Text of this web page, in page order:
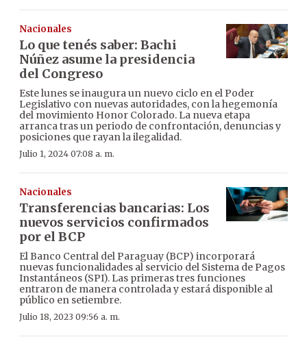
Nacionales
Lo que tenés saber: Bachi
Núñez asume la presidencia
del Congreso
Este lunes se inaugura un nuevo ciclo en el Poder
Legislativo con nuevas autoridades, con la hegemonía
del movimiento Honor Colorado. La nueva etapa
arranca tras un periodo de confrontación, denuncias y
posiciones que rayan la ilegalidad.
Julio 1, 2024 07:08 a. m.
Nacionales
Transferencias bancarias: Los
nuevos servicios confirmados
por el BCP
El Banco Central del Paraguay (BCP) incorporará
nuevas funcionalidades al servicio del Sistema de Pagos
Instantáneos (SPI). Las primeras tres funciones
entraron de manera controlada y estará disponible al
público en setiembre.
Julio 18, 2023 09:56 a. m.